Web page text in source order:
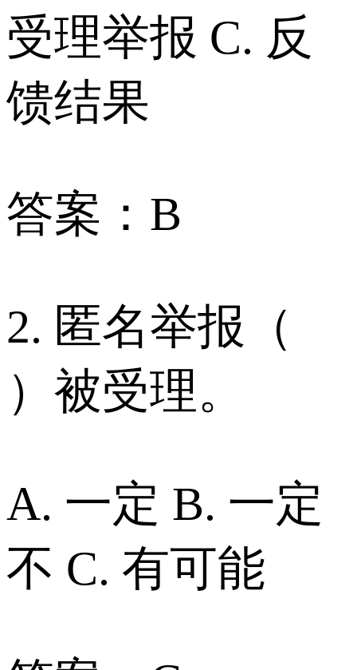
受理举报 C. 反
馈结果
答案：B
2. 匿名举报（
）被受理。
A. 一定 B. 一定
不 C. 有可能